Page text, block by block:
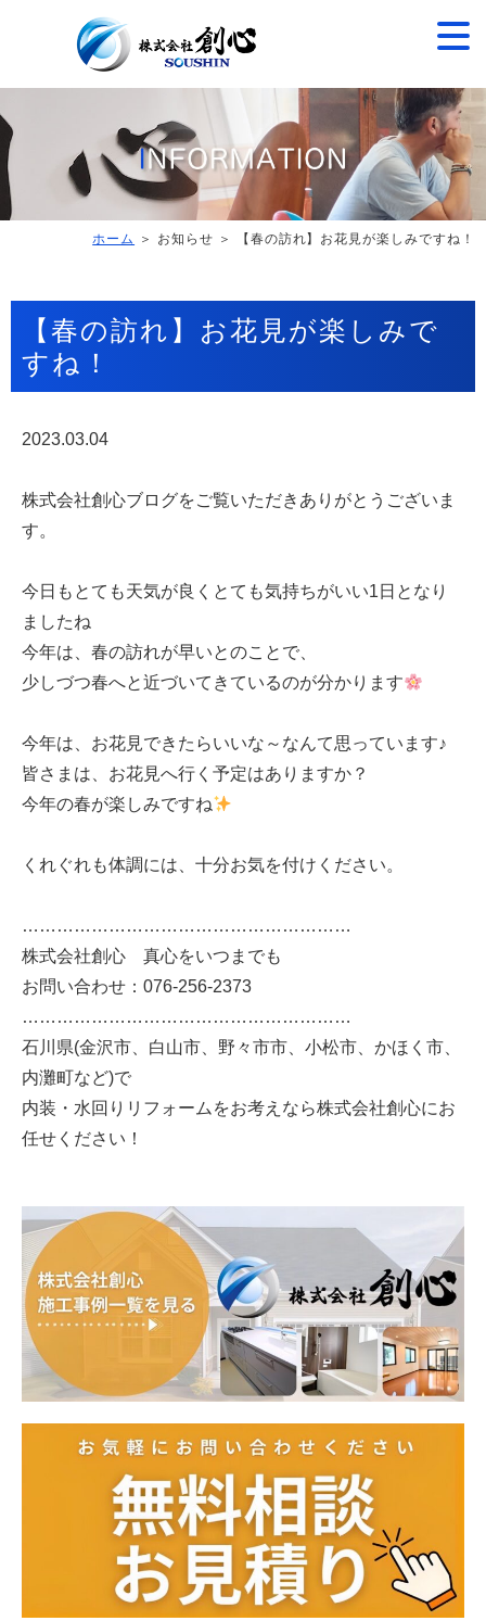
ホーム ＞ お知らせ ＞ 【春の訪れ】お花見が楽しみですね！
【春の訪れ】お花見が楽しみで
すね！
2023.03.04
株式会社創心ブログをご覧いただきありがとうございま
す。
今日もとても天気が良くとても気持ちがいい1日となり
ましたね
今年は、春の訪れが早いとのことで、
少しづつ春へと近づいてきているのが分かります
今年は、お花見できたらいいな～なんて思っています♪
皆さまは、お花見へ行く予定はありますか？
今年の春が楽しみですね
くれぐれも体調には、十分お気を付けください。
…………………………………………………
株式会社創心 真心をいつまでも
お問い合わせ：076-256-2373
…………………………………………………
石川県(金沢市、白山市、野々市市、小松市、かほく市、
内灘町など)で
内装・水回りリフォームをお考えなら株式会社創心にお
任せください！